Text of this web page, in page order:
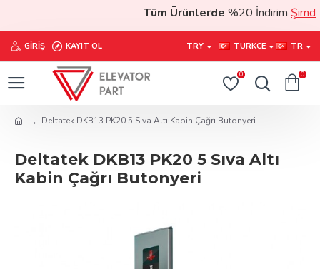
Tüm Ürünlerde%20 İndirimŞimdi
GIRIŞ KAYIT OL TRY TURKCE TR
0 0
Deltatek DKB13 PK20 5 Sıva Altı Kabin Çağrı Butonyeri
Deltatek DKB13 PK20 5 Sıva Altı
Kabin Çağrı Butonyeri